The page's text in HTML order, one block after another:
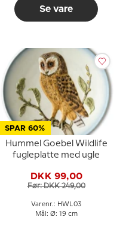
Se vare
SPAR 60%
Hummel Goebel Wildlife
fugleplatte med ugle
DKK 99,00
Før: DKK 249,00
Varenr.: HWL03
Mål: Ø: 19 cm